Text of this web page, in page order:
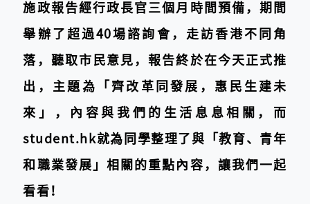
施政報告經行政長官三個月時間預備，期間
舉辦了超過40場諮詢會，走訪香港不同角
落，聽取市民意見，報告終於在今天正式推
出，主題為「齊改革同發展，惠民生建未
來」，內容與我們的生活息息相關，而
student.hk就為同學整理了與「教育、青年
和職業發展」相關的重點內容，讓我們一起
看看！